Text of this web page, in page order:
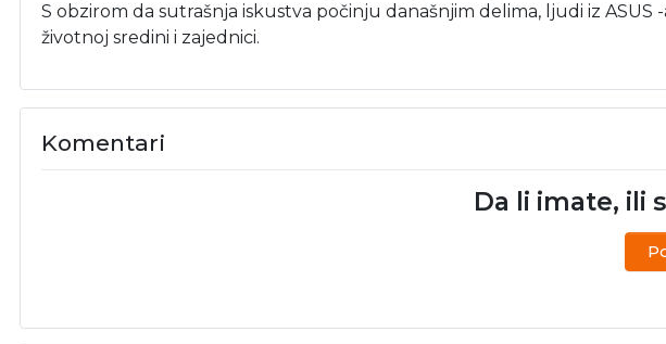
S obzirom da sutrašnja iskustva počinju današnjim delima, ljudi iz
životnoj sredini i zajednici.
Komentari
Da li imate, ili